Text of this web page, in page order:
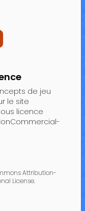
de jeu
le site
licence
Attribution-
License.